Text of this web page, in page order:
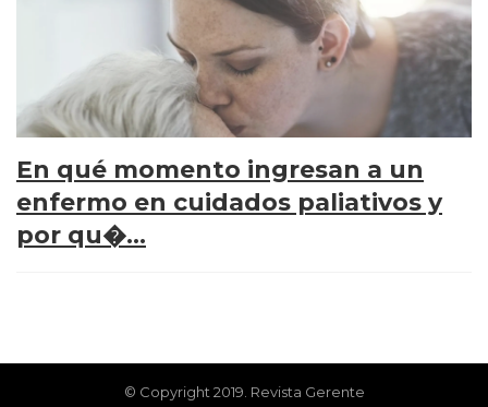
En qué momento ingresan a un
enfermo en cuidados paliativos y
por qu�...
© Copyright 2019. Revista Gerente